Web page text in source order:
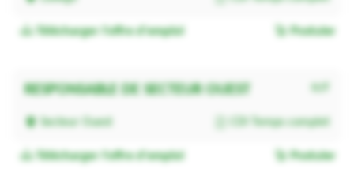
Télécharger l'offre d'emploi Postuler
RESPONSABLE DE SECTEUR OUEST
Secteur Ouest CDI Temps complet
Télécharger l'offre d'emploi Postuler